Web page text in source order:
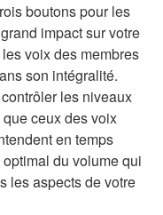
boutons pour les
impact sur votre
voix des membres
son intégralité.
les niveaux
ceux des voix
en temps
du volume qui
les aspects de votre